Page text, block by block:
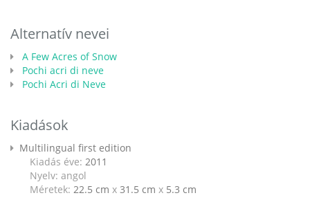
Alternatív nevei
A Few Acres of Snow
Pochi acri di neve
Pochi Acri di Neve
Kiadások
Multilingual first edition
Kiadás éve: 2011
Nyelv: angol
Méretek: 22.5 cm x 31.5 cm x 5.3 cm